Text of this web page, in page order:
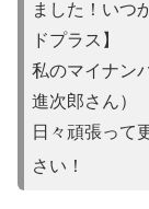
ました！いつ
ドプラス】
私のマイナン
進次郎さん）
日々頑張って
さい！